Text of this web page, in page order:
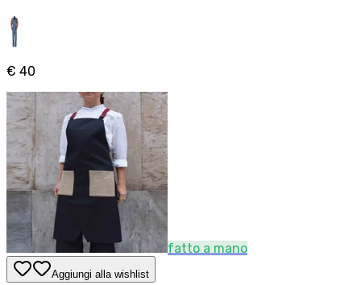
€ 40
fatto a mano
Aggiungi alla wishlist